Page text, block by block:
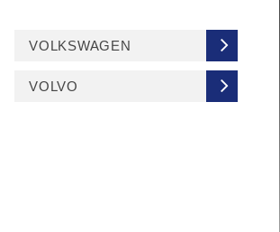
VOLKSWAGEN
VOLVO